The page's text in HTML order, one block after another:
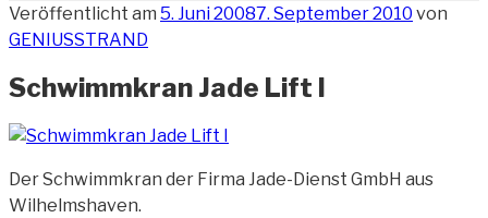
Veröffentlicht am 5. Juni 20087. September 2010 von
GENIUSSTRAND
Schwimmkran Jade Lift I
Der Schwimmkran der Firma Jade-Dienst GmbH aus
Wilhelmshaven.